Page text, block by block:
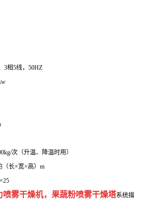
相5线，50HZ
次（升温、降温时用）
（长×宽×高）m
喷雾干燥机，果蔬粉喷雾干燥塔系统描